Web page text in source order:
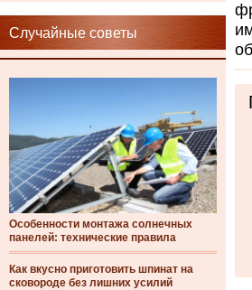
Случайные советы
Особенности монтажа солнечных
панелей: технические правила
Как вкусно приготовить шпинат на
сковороде без лишних усилий